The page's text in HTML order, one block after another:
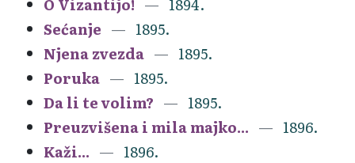
Sećanje
1895.
Njena zvezda
1895.
Poruka
1895.
Da li te volim?
1895.
Preuzvišena i mila majko...
1896.
Kaži...
1896.